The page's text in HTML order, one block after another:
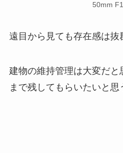
50mm
遠目から見ても存在感は抜
建物の維持管理は大変だ
まで残してもらいたいと思